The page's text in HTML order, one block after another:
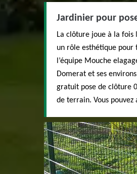
Jardinier pour
La clôture joue à la
un rôle esthétique pour
l’équipe Mouche
Domerat et ses
gratuit pose de clôture
de terrain. Vous